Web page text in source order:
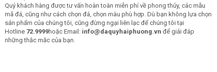
Quý khách hàng được tư vấn hoàn toàn miễn phí về phong thủy, các mẫu
mã đá, cũng như cách chọn đá, chọn màu phù hợp. Dù bạn không lựa chọn
sản phẩm của chúng tôi, cũng đừng ngại liên lạc để chúng tôi tại
Hotline 72.9999hoặc Email: info@daquyhaiphuong.vn để giải đáp
những thắc mắc của bạn.